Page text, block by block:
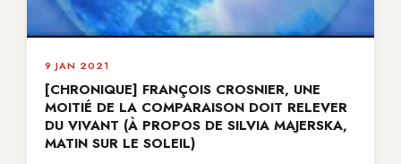
9 JAN 2021
[CHRONIQUE] FRANÇOIS CROSNIER, UNE
MOITIÉ DE LA COMPARAISON DOIT RELEVER
DU VIVANT (À PROPOS DE SILVIA MAJERSKA,
MATIN SUR LE SOLEIL)